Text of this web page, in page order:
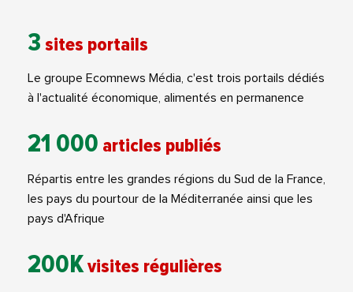
3 sites portails
Le groupe Ecomnews Média, c'est trois portails dédiés
à l'actualité économique, alimentés en permanence
21 000 articles publiés
Répartis entre les grandes régions du Sud de la France,
les pays du pourtour de la Méditerranée ainsi que les
pays d'Afrique
200Kvisites régulières